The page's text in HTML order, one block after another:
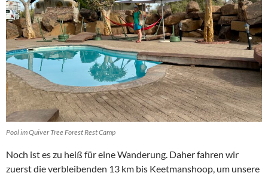
Pool im Quiver Tree Forest Rest Camp
Noch ist es zu heiß für eine Wanderung. Daher fahren wir
zuerst die verbleibenden 13 km bis Keetmanshoop, um unsere